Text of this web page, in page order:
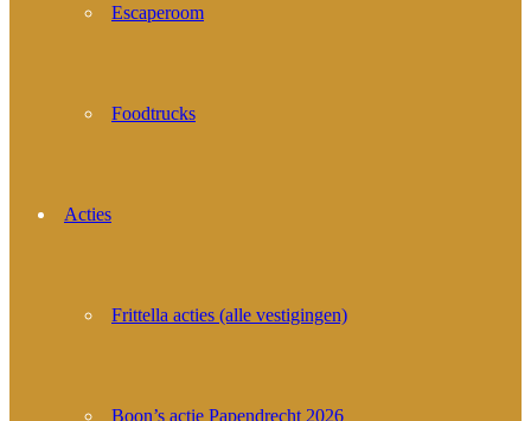
Escaperoom
Foodtrucks
Acties
Frittella acties (alle vestigingen)
Boon’s actie Papendrecht 2026